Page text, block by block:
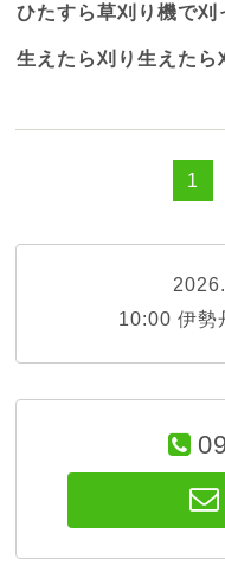
ひたすら草刈り機で刈
生えたら刈り生えたら
1
10:00 伊勢